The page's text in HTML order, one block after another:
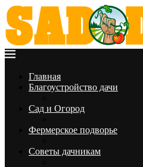
Главная
Благоустройство дачи
Сад и Огород
Фермерское подворье
Советы дачникам